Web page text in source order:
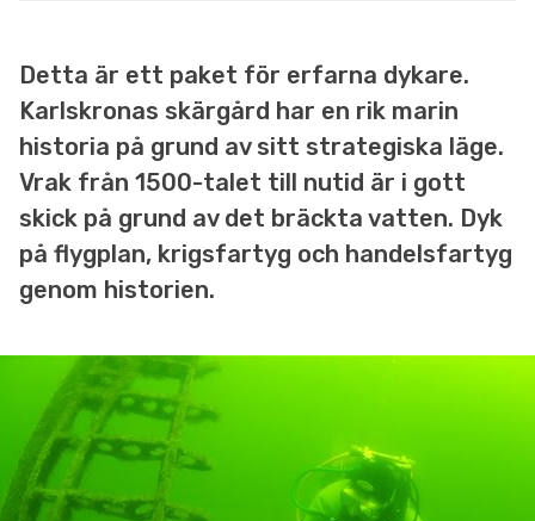
Detta är ett paket för erfarna dykare.
Karlskronas skärgård har en rik marin
historia på grund av sitt strategiska läge.
Vrak från 1500-talet till nutid är i gott
skick på grund av det bräckta vatten. Dyk
på flygplan, krigsfartyg och handelsfartyg
genom historien.